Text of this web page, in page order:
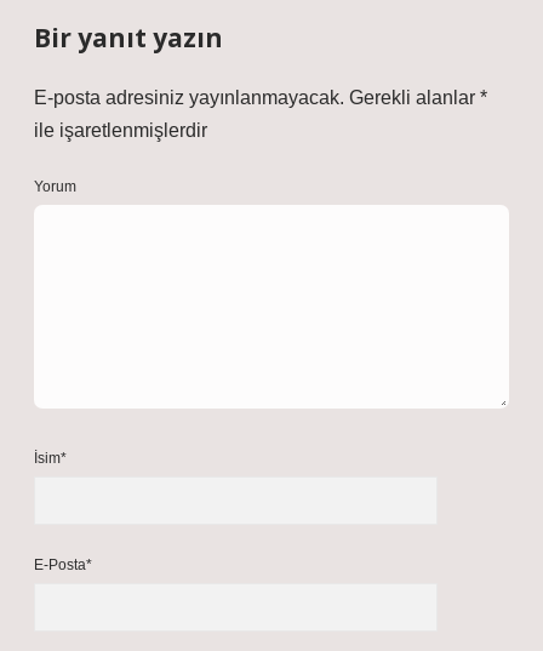
Bir yanıt yazın
E-posta adresiniz yayınlanmayacak. Gerekli alanlar *
ile işaretlenmişlerdir
Yorum
İsim*
E-Posta*